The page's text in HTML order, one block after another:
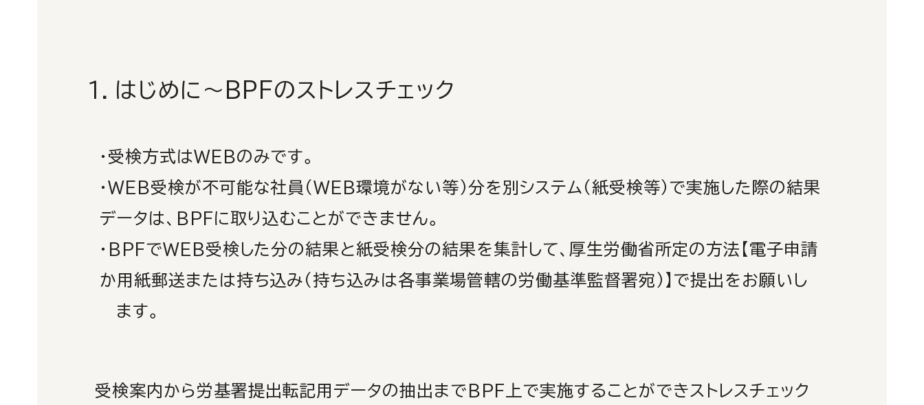
１．はじめに～BPFのストレスチェック
・受検方式はWEBのみです。
・WEB受検が不可能な社員（WEB環境がない等）分を別システム（紙受検等）で実施した際の結果
データは、BPFに取り込むことができません。
・BPFでWEB受検した分の結果と紙受検分の結果を集計して、厚生労働省所定の方法【電子申請
か用紙郵送または持ち込み（持ち込みは各事業場管轄の労働基準監督署宛）】で提出をお願いし
ます。
受検案内から労基署提出転記用データの抽出まで BPF上で実施することができストレスチェック